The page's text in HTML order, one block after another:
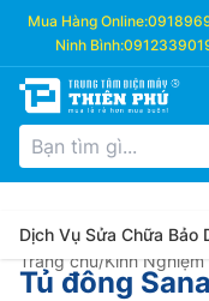
Mua Hàng Online:
Ninh Bình:
Dịch Vụ Sửa Chữa Bảo
Trang chủ/Kinh Nghiệm
Tủ đông